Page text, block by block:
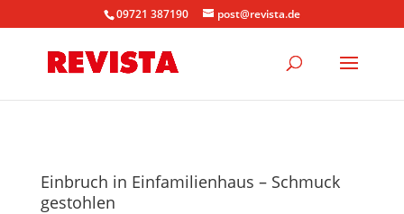
09721 387190 post@revista.de
Einbruch in Einfamilienhaus – Schmuck
gestohlen